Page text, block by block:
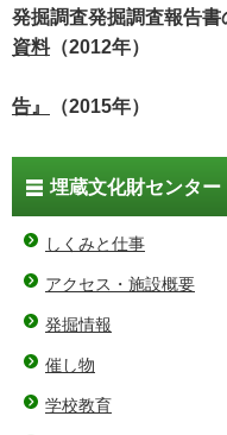
発掘調査発掘調査報告
資料（2012年）
告』
（2015年）
埋蔵文化財センター
しくみと仕事
アクセス・施設概要
発掘情報
催し物
学校教育